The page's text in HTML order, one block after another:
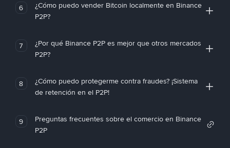
6
¿Cómo puedo vender Bitcoin localmente en Binance
P2P?
7
¿Por qué Binance P2P es mejor que otros mercados
P2P?
8
¿Cómo puedo protegerme contra fraudes? ¡Sistema
de retención en el P2P!
9
Preguntas frecuentes sobre el comercio en Binance
P2P